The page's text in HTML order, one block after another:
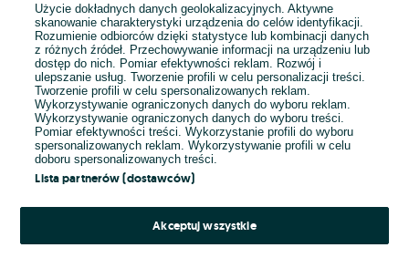
E-mail
Hasło
Użycie dokładnych danych geolokalizacyjnych. Aktywne
skanowanie charakterystyki urządzenia do celów identyfikacji.
Rozumienie odbiorców dzięki statystyce lub kombinacji danych
z różnych źródeł. Przechowywanie informacji na urządzeniu lub
dostęp do nich. Pomiar efektywności reklam. Rozwój i
ulepszanie usług. Tworzenie profili w celu personalizacji treści.
Tworzenie profili w celu spersonalizowanych reklam.
Wykorzystywanie ograniczonych danych do wyboru reklam.
Wykorzystywanie ograniczonych danych do wyboru treści.
Pomiar efektywności treści. Wykorzystanie profili do wyboru
spersonalizowanych reklam. Wykorzystywanie profili w celu
doboru spersonalizowanych treści.
Lista partnerów (dostawców)
Akceptuj wszystkie